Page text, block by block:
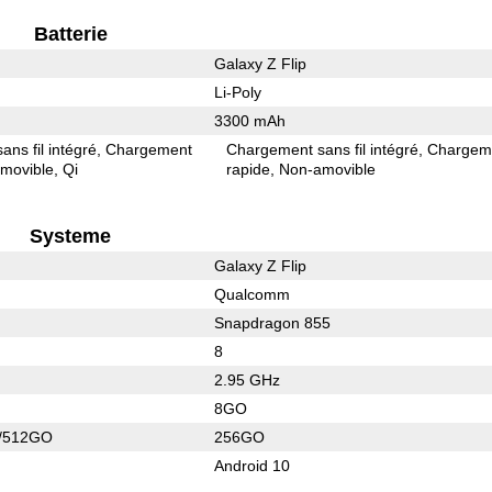
Batterie
Galaxy Z Flip
Li-Poly
3300 mAh
fil intégré Chargement
Qi
Chargement sans fil intégré
rapide Non-amovible
Systeme
Galaxy Z Flip
Qualcomm
Snapdragon 855
8
2.95 GHz
8GO
256GO
Android 10